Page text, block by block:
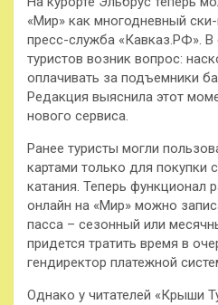
«Мир» как многодневный
пресс-служба «Кавказ.РФ».
туристов возник вопрос:
оплачивать за подъемники
Редакция выяснила этот
нового сервиса.
Ранее туристы могли
картами только для покупки
катания. Теперь функционал
онлайн на «Мир» можно
пасса – сезонный или
придется тратить время в
гендиректор платежной
Однако у читателей «Крыши